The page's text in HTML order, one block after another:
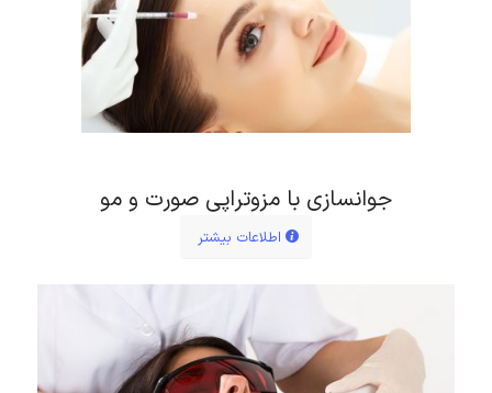
جوانسازی با مزوتراپی صورت و مو
اطلاعات بیشتر